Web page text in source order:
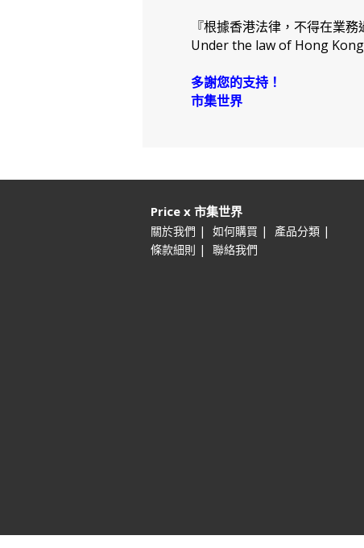
『根據香港法律，不得在業
Under the law of Hong
多謝您的支持！
市集世界
Price x 市集世界
關於我們 | 如何購買 | 產品分類 |
條款細則 | 聯絡我們